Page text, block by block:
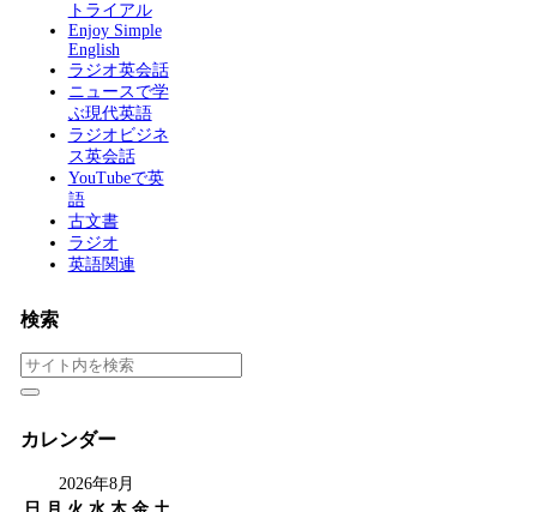
トライアル
Enjoy Simple
English
ラジオ英会話
ニュースで学
ぶ現代英語
ラジオビジネ
ス英会話
YouTubeで英
語
古文書
ラジオ
英語関連
検索
カレンダー
2026年8月